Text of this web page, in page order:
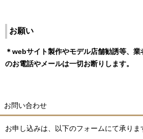
お願い
＊webサイト製作やモデル店舗勧誘等、
のお電話やメールは一切お断りします。
お問い合わせ
お申し込みは、以下のフォームにて承りま